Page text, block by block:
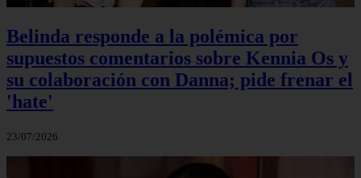
Belinda responde a la polémica por
supuestos comentarios sobre Kennia Os y
su colaboración con Danna; pide frenar el
'hate'
23/07/2026